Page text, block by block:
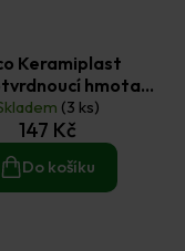
Keramiplast
hmota
bílá 0,5 kg
(3 ks)
147 Kč
Do košíku